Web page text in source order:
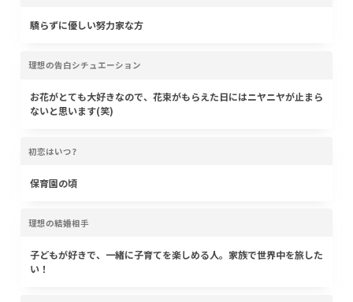
驕らずに優しい努力家な方
理想の告白シチュエーション
お花がとても大好きなので、花束がもらえた日にはニヤニヤが止まら
ないと思います(笑)
初恋はいつ?
保育園の頃
理想の結婚相手
子どもが好きで、一緒に子育てを楽しめる人。家族で世界中を旅した
い！